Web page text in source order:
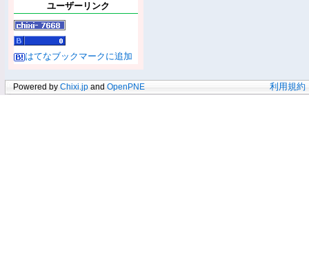
ユーザーリンク
はてなブックマークに追加
Powered by Chixi.jp and OpenPNE 利用規約